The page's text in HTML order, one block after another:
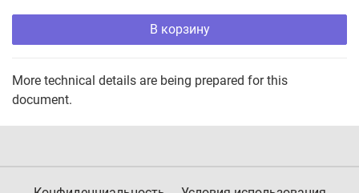
В корзину
More technical details are being prepared for this
document.